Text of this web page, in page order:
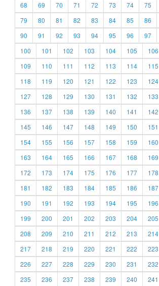
68
69 70 71 72 73 74 75
79
80 81 82 83 84 85 86
90
91 92 93 94 95 96 97
100
101 102 103 104 105 106
109
110 111 112 113 114 115
118
119 120 121 122 123 124
127
128 129 130 131 132 133
136
137 138 139 140 141 142
145
146 147 148 149 150 151
154
155 156 157 158 159 160
163
164 165 166 167 168 169
172
173 174 175 176 177 178
181
182 183 184 185 186 187
190
191 192 193 194 195 196
199
200 201 202 203 204 205
208
209 210 211 212 213 214
217
218 219 220 221 222 223
226
227 228 229 230 231 232
235
236 237 238 239 240 241